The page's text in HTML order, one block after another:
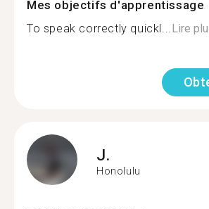
Mes objectifs d'apprentissage
To speak correctly quickl...Lire
J.
Honolulu